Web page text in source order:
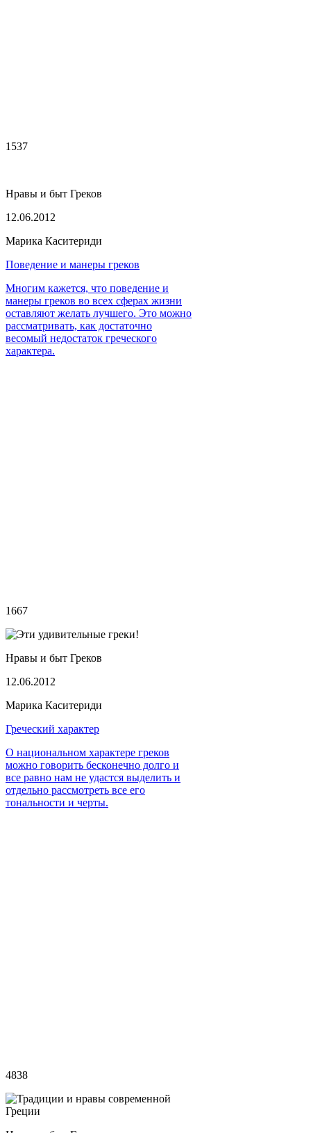
1537
Нравы и быт Греков
12.06.2012
Марика Каситериди
Поведение и манеры греков
Многим кажется, что поведение и
манеры греков во всех сферах жизни
оставляют желать лучшего. Это можно
рассматривать, как достаточно
весомый недостаток греческого
характера.
1667
Нравы и быт Греков
12.06.2012
Марика Каситериди
Греческий характер
О национальном характере греков
можно говорить бесконечно долго и
все равно нам не удастся выделить и
отдельно рассмотреть все его
тональности и черты.
4838